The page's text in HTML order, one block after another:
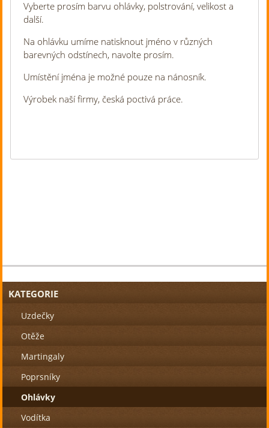
Vyberte prosím barvu ohlávky, polstrování, velikost a
další.
Na ohlávku umíme natisknout jméno v různých
barevných odstínech, navolte prosím.
Umístění jména je možné pouze na nánosník.
Výrobek naší firmy, česká poctivá práce.
KATEGORIE
Uzdečky
Otěže
Martingaly
Poprsníky
Ohlávky
Vodítka